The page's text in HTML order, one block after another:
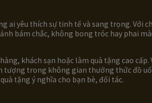
ai yêu thích sự tinh tế và sang trọng.
bám chắc, không bong tróc hay phai
khách sạn hoặc làm quà tặng cao
trong không gian thưởng thức đồ
tặng ý nghĩa cho bạn bè, đối tác.